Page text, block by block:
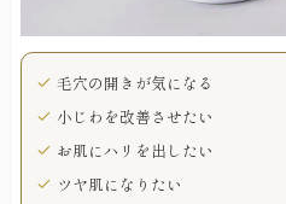
毛穴の開きが気になる
小じわを改善させたい
お肌にハリを出したい
ツヤ肌になりたい